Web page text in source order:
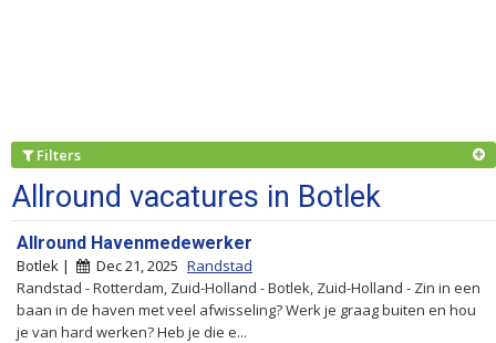
Filters
Allround vacatures in Botlek
Allround Havenmedewerker
Botlek | Dec 21, 2025 Randstad
Randstad - Rotterdam, Zuid-Holland - Botlek, Zuid-Holland - Zin in een
baan in de haven met veel afwisseling? Werk je graag buiten en hou
je van hard werken? Heb je die e...